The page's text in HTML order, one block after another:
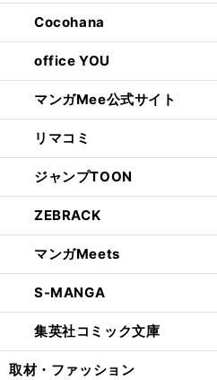
Cocohana
office YOU
マンガMee公式サイト
リマコミ
ジャンプTOON
ZEBRACK
マンガMeets
S-MANGA
集英社コミック文庫
取材・ファッション